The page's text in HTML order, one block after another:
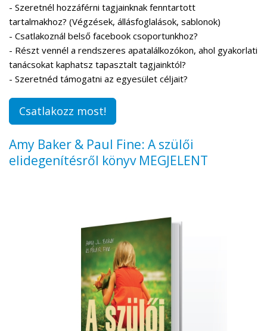
- Szeretnél hozzáférni tagjainknak fenntartott
tartalmakhoz? (Végzések, állásfoglalások, sablonok)
- Csatlakoznál belső facebook csoportunkhoz?
- Részt vennél a rendszeres apatalálkozókon, ahol gyakorlati
tanácsokat kaphatsz tapasztalt tagjainktól?
- Szeretnéd támogatni az egyesület céljait?
Csatlakozz most!
Amy Baker & Paul Fine: A szülői
elidegenítésről könyv MEGJELENT